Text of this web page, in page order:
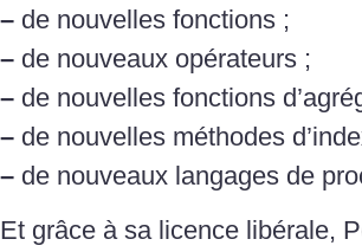
– de nouvelles fonctions ;
– de nouveaux opérateurs ;
– de nouvelles fonctions
– de nouvelles méthodes
– de nouveaux langages de
Et grâce à sa licence libérale,